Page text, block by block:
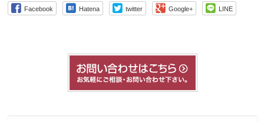
Facebook Hatena twitter Google+ LINE